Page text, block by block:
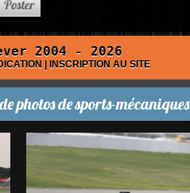
2004 - 2026
| INSCRIPTION AU SITE
photos de sports-mécaniques